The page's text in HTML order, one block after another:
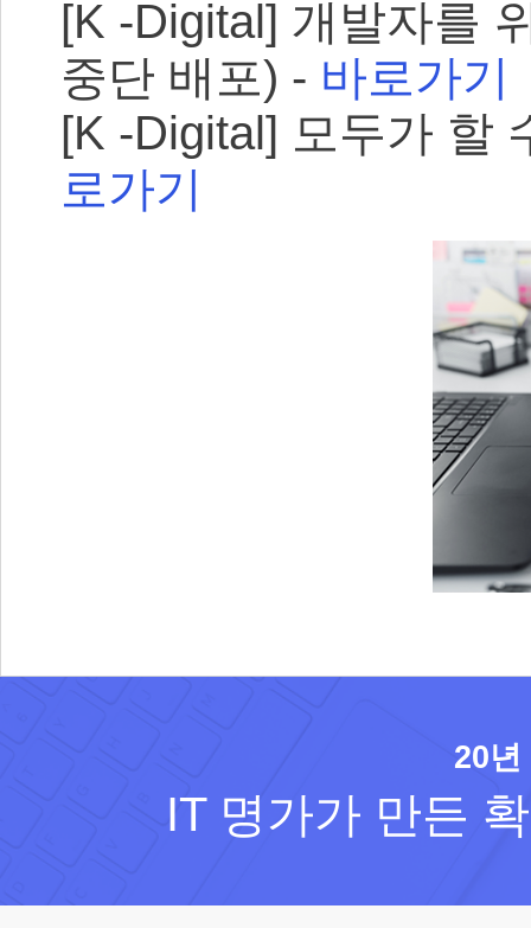
[K -Digital] 개발자를
중단 배포) - 바로가기
[K -Digital] 모두가 할
로가기
20년
IT 명가가 만든